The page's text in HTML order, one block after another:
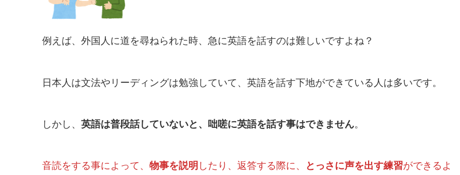
例えば、外国人に道を尋ねられた時、急に英語を話すのは難しいですよね？
日本人は文法やリーディングは勉強していて、英語を話す下地ができている人は多いです。
しかし、 英語は普段話していないと、咄嗟に英語を話す事はできません。
音読をする事によって、 物事を説明 したり、返答する際に、 とっさに声を出す練習ができるよ